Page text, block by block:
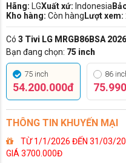
Hãng: LGXuất xứ: Indonesia
Kho hàng: Còn hàngLượt xem:
Có 3 Tivi LG MRGB86BSA 2026
Bạn đang chọn: 75 inch
75 inch
54.200.000đ
86
THÔNG TIN KHUYẾN MẠI
TỪ 1/1/2026 ĐẾN 31/03/
GIÁ 3700.000Đ